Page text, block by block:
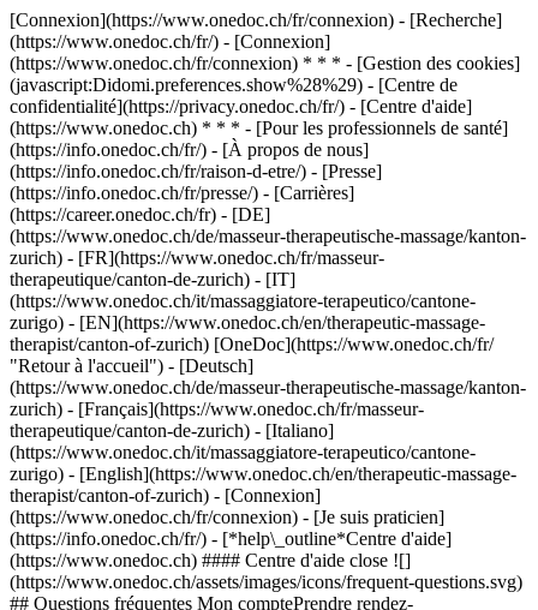
[Connexion](https://www.onedoc.ch/fr/connexion) - [Recherche]
(https://www.onedoc.ch/fr/) - [Connexion]
(https://www.onedoc.ch/fr/connexion) * * * - [Gestion des cookies]
(javascript:Didomi.preferences.show%28%29) - [Centre de
confidentialité](https://privacy.onedoc.ch/fr/) - [Centre d'aide]
(https://www.onedoc.ch) * * * - [Pour les professionnels de santé]
(https://info.onedoc.ch/fr/) - [À propos de nous]
(https://info.onedoc.ch/fr/raison-d-etre/) - [Presse]
(https://info.onedoc.ch/fr/presse/) - [Carrières]
(https://career.onedoc.ch/fr) - [DE]
(https://www.onedoc.ch/de/masseur-therapeutische-massage/kanton-
zurich) - [FR](https://www.onedoc.ch/fr/masseur-
therapeutique/canton-de-zurich) - [IT]
(https://www.onedoc.ch/it/massaggiatore-terapeutico/cantone-
zurigo) - [EN](https://www.onedoc.ch/en/therapeutic-massage-
therapist/canton-of-zurich) [OneDoc](https://www.onedoc.ch/fr/
"Retour à l'accueil") - [Deutsch]
(https://www.onedoc.ch/de/masseur-therapeutische-massage/kanton-
zurich) - [Français](https://www.onedoc.ch/fr/masseur-
therapeutique/canton-de-zurich) - [Italiano]
(https://www.onedoc.ch/it/massaggiatore-terapeutico/cantone-
zurigo) - [English](https://www.onedoc.ch/en/therapeutic-massage-
therapist/canton-of-zurich) - [Connexion]
(https://www.onedoc.ch/fr/connexion) - [Je suis praticien]
(https://info.onedoc.ch/fr/) - [*help\_outline*Centre d'aide]
(https://www.onedoc.ch) #### Centre d'aide close ![]
(https://www.onedoc.ch/assets/images/icons/frequent-questions.svg)
## Questions fréquentes Mon comptePrendre rendez-